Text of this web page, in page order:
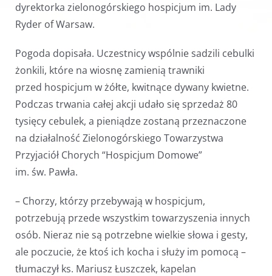
dyrektorka zielonogórskiego hospicjum im. Lady
Ryder of Warsaw.
Pogoda dopisała. Uczestnicy wspólnie sadzili cebulki
żonkili, które na wiosnę zamienią trawniki
przed hospicjum w żółte, kwitnące dywany kwietne.
Podczas trwania całej akcji udało się sprzedaż 80
tysięcy cebulek, a pieniądze zostaną przeznaczone
na działalność Zielonogórskiego Towarzystwa
Przyjaciół Chorych “Hospicjum Domowe”
im. św. Pawła.
– Chorzy, którzy przebywają w hospicjum,
potrzebują przede wszystkim towarzyszenia innych
osób. Nieraz nie są potrzebne wielkie słowa i gesty,
ale poczucie, że ktoś ich kocha i służy im pomocą –
tłumaczył ks. Mariusz Łuszczek, kapelan